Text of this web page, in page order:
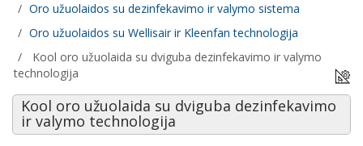
Oro užuolaidos su dezinfekavimo ir valymo sistema
Oro užuolaidos su Wellisair ir Kleenfan technologija
Kool oro užuolaida su dviguba dezinfekavimo ir valymo
technologija
Kool oro užuolaida su dviguba dezinfekavimo
ir valymo technologija